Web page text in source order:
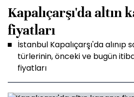
Kapalıçarşı'da altın
fiyatları
İstanbul Kapalıçarşı'da alınıp
türlerinin, önceki ve bugün
fiyatları